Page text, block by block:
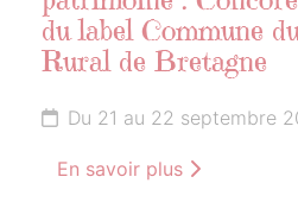
du label Commune
Rural de Bretagne
Du 21 au 22 septembre
En savoir plus